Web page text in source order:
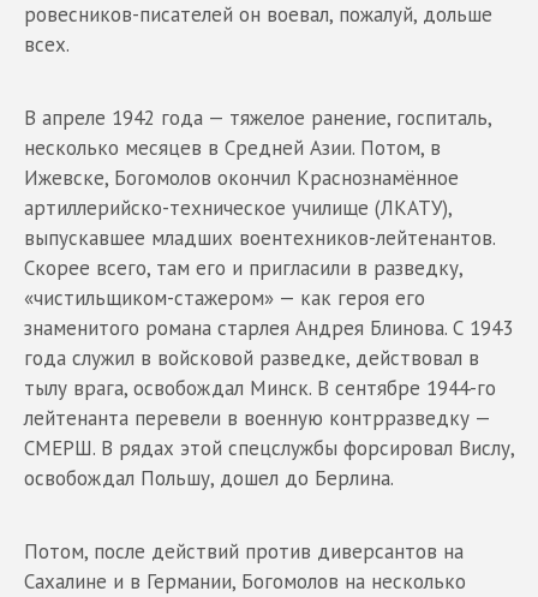
ровесников-писателей он воевал, пожалуй, дольше
всех.
В апреле 1942 года — тяжелое ранение, госпиталь,
несколько месяцев в Средней Азии. Потом, в
Ижевске, Богомолов окончил Краснознамённое
артиллерийско-техническое училище (ЛКАТУ),
выпускавшее младших воентехников-лейтенантов.
Скорее всего, там его и пригласили в разведку,
«чистильщиком-стажером» — как героя его
знаменитого романа старлея Андрея Блинова. С 1943
года служил в войсковой разведке, действовал в
тылу врага, освобождал Минск. В сентябре 1944-го
лейтенанта перевели в военную контрразведку —
СМЕРШ. В рядах этой спецслужбы форсировал Вислу,
освобождал Польшу, дошел до Берлина.
Потом, после действий против диверсантов на
Сахалине и в Германии, Богомолов на несколько